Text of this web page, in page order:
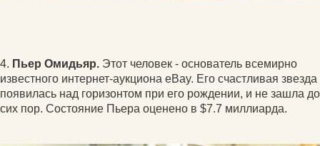
4. Пьер Омидьяр. Этот человек - основатель всемирно
известного интернет-аукциона eBay. Его счастливая звезда
появилась над горизонтом при его рождении, и не зашла до
сих пор. Состояние Пьера оценено в $7.7 миллиарда.